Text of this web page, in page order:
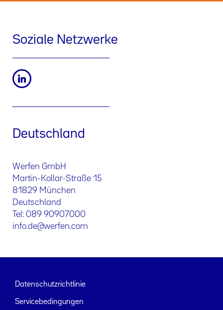
Soziale Netzwerke
Deutschland
Werfen GmbH
Martin-Kollar-Straße 15
81829 München
Deutschland
Tel: 089 90907000
info.de@werfen.com
Datenschutzrichtlinie
Servicebedingungen